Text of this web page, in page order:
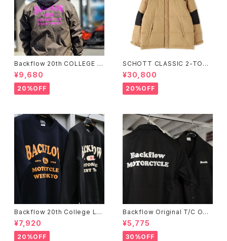
Backflow 20th COLLEGE C
OACH JACKET
¥9,680
20%OFF
SCHOTT CLASSIC 2-TONE
DOWN JACKET
¥30,800
20%OFF
Backflow 20th College Lo
go T/C Sweat
¥7,920
20%OFF
Backflow Original T/C Ope
n Collar S/S Work Shirt
¥5,775
30%OFF